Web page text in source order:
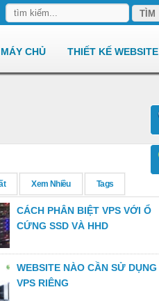
CHỦ THIẾT KẾ WEBSITE
Xem Nhiều Tags
CÁCH PHÂN BIỆT VPS VỚI Ổ
CỨNG SSD VÀ HHD
WEBSITE NÀO CẦN SỬ DỤNG
VPS RIÊNG